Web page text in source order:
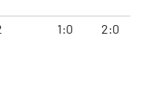
1:0 2:0